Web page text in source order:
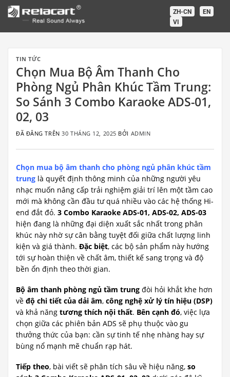
Chuyển
đến
nội
ZH-CN
EN
VI
TIN TỨC
Chọn Mua Bộ Âm Thanh Cho
Phòng Ngủ Phân Khúc Tầm Trung:
So Sánh 3 Combo Karaoke ADS-01,
02, 03
ĐÃ ĐĂNG TRÊN30 THÁNG 12, 2025 BỞI ADMIN
Chọn mua bộ âm thanh cho phòng ngủ phân khúc tầm
trung là quyết định thông minh của những người yêu
nhạc muốn nâng cấp trải nghiệm giải trí lên một tầm cao
mới mà không cần đầu tư quá nhiều vào các hệ thống Hi-
end đắt đỏ. 3 Combo Karaoke ADS-01, ADS-02, ADS-03
hiện đang là những đại diện xuất sắc nhất trong phân
khúc này nhờ sự cân bằng tuyệt đối giữa chất lượng linh
kiện và giá thành. Đặc biệt, các bộ sản phẩm này hướng
tới sự hoàn thiện về chất âm, thiết kế sang trọng và độ
bền ổn định theo thời gian.
Bộ âm thanh phòng ngủ tầm trung đòi hỏi khắt khe hơn
về độ chi tiết của dải âm, công nghệ xử lý tín hiệu (DSP)
và khả năng tương thích nội thất. Bên cạnh đó, việc lựa
chọn giữa các phiên bản ADS sẽ phụ thuộc vào gu
thưởng thức của bạn: cần sự tinh tế nhẹ nhàng hay sự
bùng nổ mạnh mẽ chuẩn rạp hát.
Tiếp theo, bài viết sẽ phân tích sâu về hiệu năng, so